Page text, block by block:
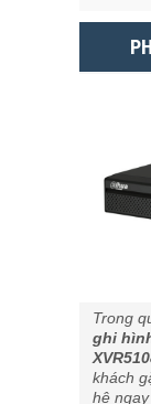
Trong
ghi
khách
hệ